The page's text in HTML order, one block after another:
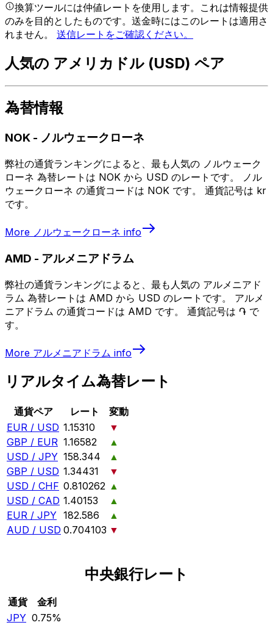
換算ツールには仲値レートを使用します。これは情報提供
のみを目的としたものです。送金時にはこのレートは適用さ
れません。 送信レートをご確認ください。
人気の アメリカドル (USD) ペア
為替情報
NOK - ノルウェークローネ
弊社の通貨ランキングによると、最も人気の ノルウェーク
ローネ 為替レートは NOK から USD のレートです。 ノル
ウェークローネ の通貨コードは NOK です。 通貨記号は kr
です。
More ノルウェークローネ info
AMD - アルメニアドラム
弊社の通貨ランキングによると、最も人気の アルメニアド
ラム 為替レートは AMD から USD のレートです。 アルメ
ニアドラム の通貨コードは AMD です。 通貨記号は ֏ で
す。
More アルメニアドラム info
リアルタイム為替レート
通貨ペア レート
変動
EUR / USD 1.15310
▼
GBP / EUR 1.16582
▲
USD / JPY 158.344
▲
GBP / USD 1.34431
▼
USD / CHF 0.810262 ▲
USD / CAD 1.40153
▲
EUR / JPY 182.586
▲
AUD / USD 0.704103 ▼
中央銀行レート
通貨
金利
JPY 0.75%